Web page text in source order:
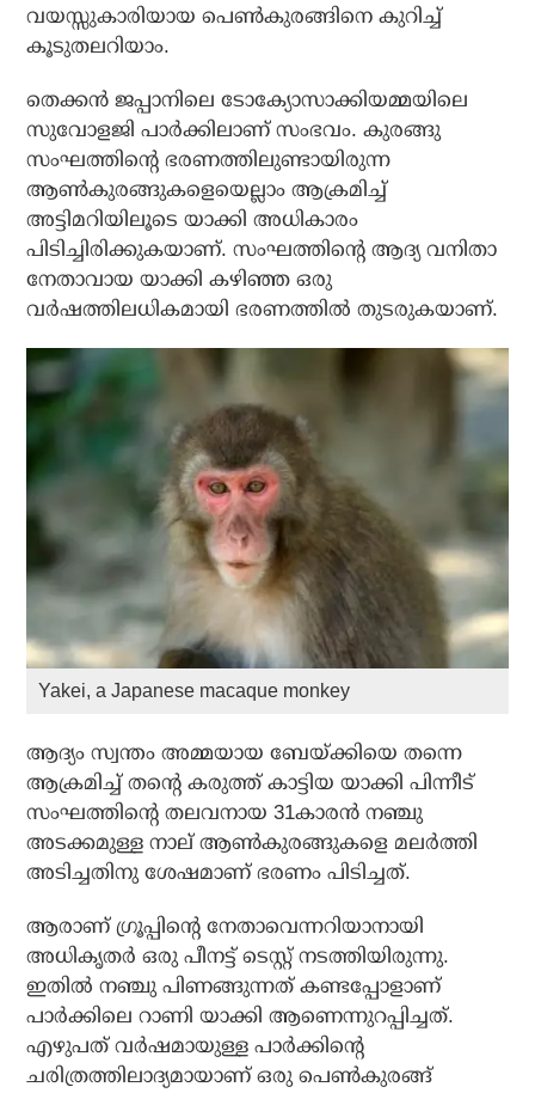
വയസ്സുകാരിയായ പെണ്‍കുരങ്ങിനെ കുറിച്ച്
കൂടുതലറിയാം.
തെക്കന്‍ ജപ്പാനിലെ ടോക്യോസാക്കിയമ്മയിലെ
സുവോളജി പാര്‍ക്കിലാണ് സംഭവം. കുരങ്ങു
സംഘത്തിന്റെ ഭരണത്തിലുണ്ടായിരുന്ന
ആണ്‍കുരങ്ങുകളെയെല്ലാം ആക്രമിച്ച്
അട്ടിമറിയിലൂടെ യാക്കി അധികാരം
പിടിച്ചിരിക്കുകയാണ്. സംഘത്തിന്റെ ആദ്യ വനിതാ
നേതാവായ യാക്കി കഴിഞ്ഞ ഒരു
വര്‍ഷത്തിലധികമായി ഭരണത്തില്‍ തുടരുകയാണ്.
Yakei, a Japanese macaque monkey
ആദ്യം സ്വന്തം അമ്മയായ ബേയ്ക്കിയെ തന്നെ
ആക്രമിച്ച് തന്റെ കരുത്ത് കാട്ടിയ യാക്കി പിന്നീട്
സംഘത്തിന്റെ തലവനായ 31കാരന്‍ നഞ്ചു
അടക്കമുള്ള നാല് ആണ്‍കുരങ്ങുകളെ മലര്‍ത്തി
അടിച്ചതിനു ശേഷമാണ് ഭരണം പിടിച്ചത്.
ആരാണ് ഗ്രൂപ്പിന്റെ നേതാവെന്നറിയാനായി
അധികൃതര്‍ ഒരു പീനട്ട് ടെസ്റ്റ്‌ നടത്തിയിരുന്നു.
ഇതില്‍ നഞ്ചു പിണങ്ങുന്നത് കണ്ടപ്പോളാണ്
പാര്‍ക്കിലെ റാണി യാക്കി ആണെന്നുറപ്പിച്ചത്.
എഴുപത് വര്‍ഷമായുള്ള പാര്‍ക്കിന്റെ
ചരിത്രത്തിലാദ്യമായാണ് ഒരു പെണ്‍കുരങ്ങ്